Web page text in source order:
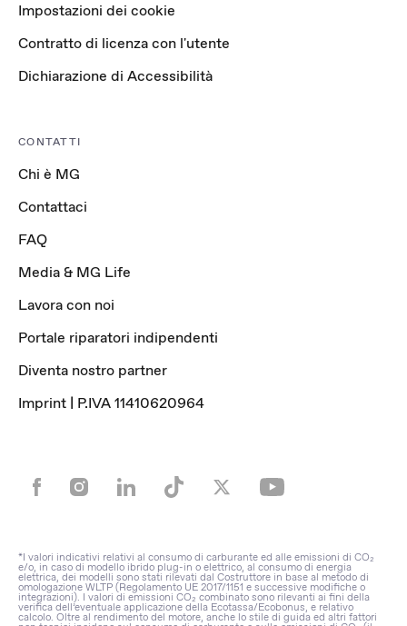
Impostazioni dei cookie
Contratto di licenza con l'utente
Dichiarazione di Accessibilità
CONTATTI
Chi è MG
Contattaci
FAQ
Media & MG Life
Lavora con noi
Portale riparatori indipendenti
Diventa nostro partner
Imprint | P.IVA 11410620964
*I valori indicativi relativi al consumo di carburante ed alle emissioni di CO₂
e/o, in caso di modello ibrido plug-in o elettrico, al consumo di energia
elettrica, dei modelli sono stati rilevati dal Costruttore in base al metodo di
omologazione WLTP (Regolamento UE 2017/1151 e successive modifiche o
integrazioni). I valori di emissioni CO₂ combinato sono rilevanti ai fini della
verifica dell’eventuale applicazione della Ecotassa/Ecobonus, e relativo
calcolo. Oltre al rendimento del motore, anche lo stile di guida ed altri fattori